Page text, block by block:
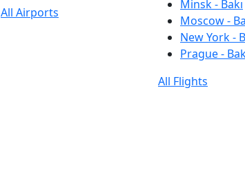
All Airports
Minsk - Bakı
Moscow -
New York -
Prague -
All Flights